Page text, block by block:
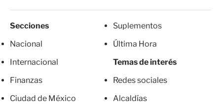
Secciones
Nacional
Internacional
Finanzas
Ciudad de México
Suplementos
Última Hora
Temas de interés
Redes sociales
Alcaldías